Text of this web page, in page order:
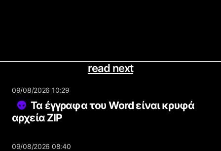
read next
09/08/2026 10:29
Τα έγγραφα του Word είναι κρυφά
αρχεία ZIP
09/08/2026 08:40